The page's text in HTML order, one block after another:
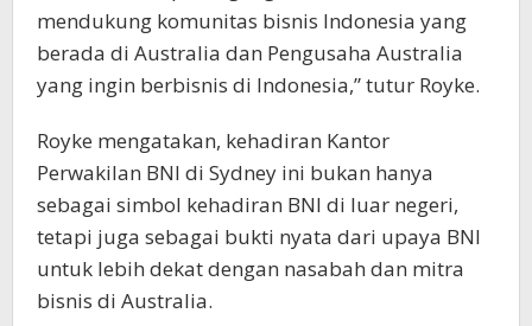
mendukung komunitas bisnis Indonesia yang
berada di Australia dan Pengusaha Australia
yang ingin berbisnis di Indonesia,” tutur Royke.
Royke mengatakan, kehadiran Kantor
Perwakilan BNI di Sydney ini bukan hanya
sebagai simbol kehadiran BNI di luar negeri,
tetapi juga sebagai bukti nyata dari upaya BNI
untuk lebih dekat dengan nasabah dan mitra
bisnis di Australia.